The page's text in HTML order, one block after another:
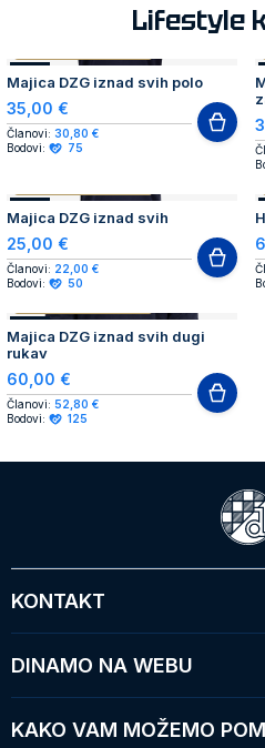
Lifestyle
NOVO
Majica DZG iznad svih polo
35,00 €
Članovi: 30,80 €
Bodovi:
75
NOVO
Majica DZG iznad svih
25,00 €
Članovi: 22,00 €
Bodovi:
50
NOVO
Majica DZG iznad svih dugi
rukav
60,00 €
Članovi: 52,80 €
Bodovi:
125
KONTAKT
DINAMO NA WEBU
KAKO VAM MOŽEMO